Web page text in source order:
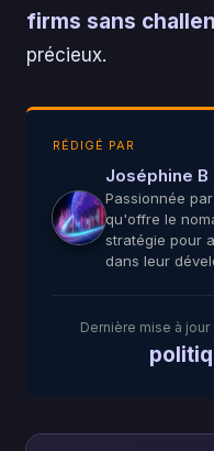
firms sans
précieux.
RÉDIGÉ PAR
Joséphine B
Passionnée
qu'offre le
stratégie pour
dans leur
Dernière mise à jour :